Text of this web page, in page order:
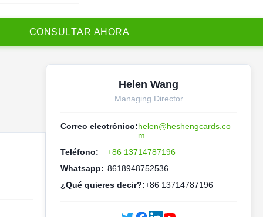
CON SU LTAR AH ORA
Helen Wang
Managing Director
Correo electrónico:helen@heshengcards.co
m
Teléfono:
+86 13714787196
Whatsapp: 8618948752536
¿Qué quieres decir?:+86 13714787196